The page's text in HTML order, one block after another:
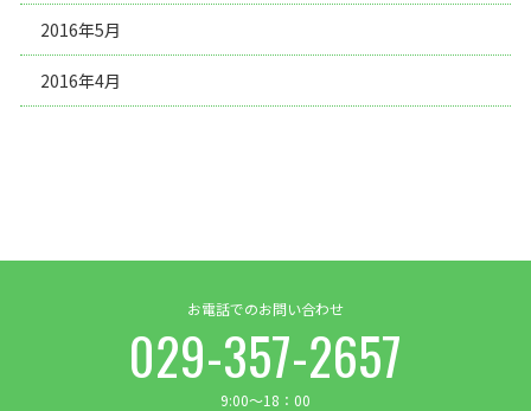
2016年5月
2016年4月
お電話でのお問い合わせ
029-357-2657
9:00～18：00